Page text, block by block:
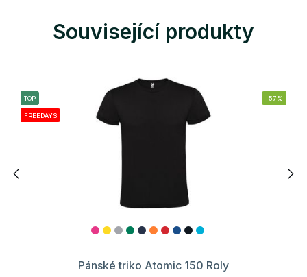
Související produkty
TOP
FREEDAYS
-57%
Pánské triko Atomic 150 Roly